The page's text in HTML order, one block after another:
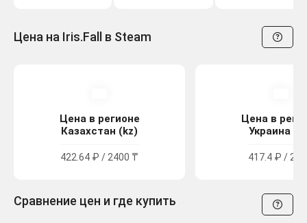
Цена на Iris.Fall в Steam
Цена в регионе
Казахстан (kz)
422.64 ₽ / 2400 ₸
Цена в
Украина
417.4 ₽ /
Сравнение цен и где купить